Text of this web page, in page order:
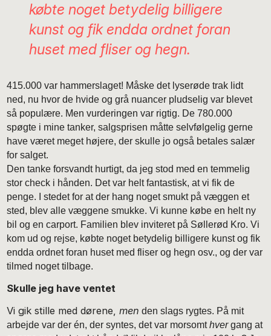
købte noget betydelig billigere
kunst og fik endda ordnet foran
huset med fliser og hegn.
415.000 var hammerslaget! Måske det lyserøde trak lidt
ned, nu hvor de hvide og grå nuancer pludselig var blevet
så populære. Men vurderingen var rigtig. De 780.000
spøgte i mine tanker, salgsprisen måtte selvfølgelig gerne
have været meget højere, der skulle jo også betales salær
for salget.
Den tanke forsvandt hurtigt, da jeg stod med en temmelig
stor check i hånden. Det var helt fantastisk, at vi fik de
penge. I stedet for at der hang noget smukt på væggen et
sted, blev alle væggene smukke. Vi kunne købe en helt ny
bil og en carport. Familien blev inviteret på Søllerød Kro. Vi
kom ud og rejse, købte noget betydelig billigere kunst og fik
endda ordnet foran huset med fliser og hegn osv., og der var
tilmed noget tilbage.
Skulle jeg have ventet
Vi gik stille med dørene,men den slags rygtes. På mit
arbejde var der én, der syntes, det var morsomthvergang at